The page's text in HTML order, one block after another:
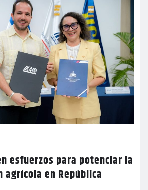
esfuerzos para potenciar la
agrícola en República